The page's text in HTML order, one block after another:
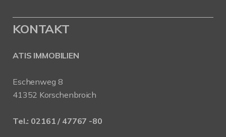
KONTAKT
ATIS IMMOBILIEN
Eschenweg 8
41352 Korschenbroich
Tel.: 02161 / 47767 -80